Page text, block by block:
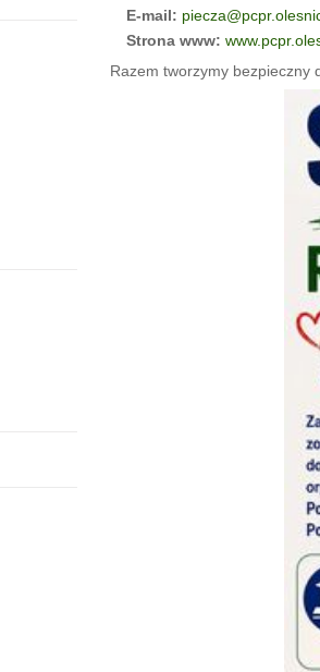
E-mail:
Strona www:
Razem tworzymy bezpieczny